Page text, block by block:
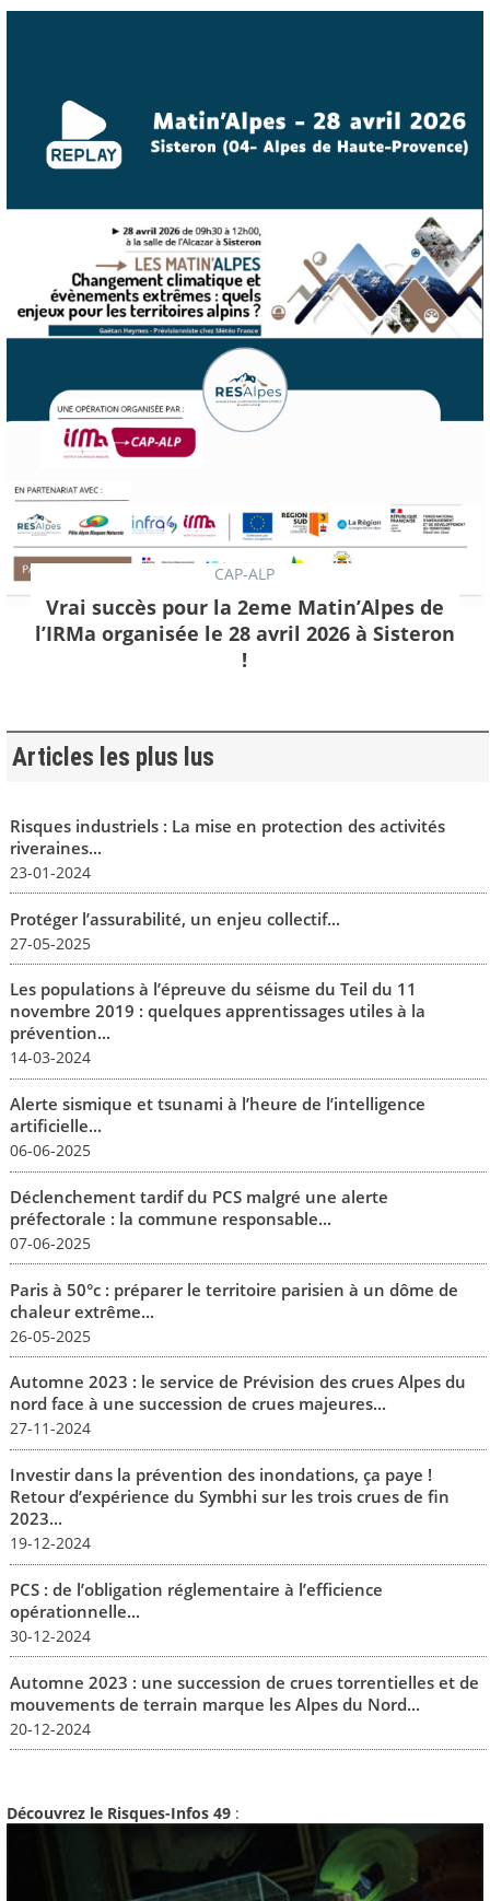
CAP-ALP
Vrai succès pour la 2eme Matin’Alpes de
l’IRMa organisée le 28 avril 2026 à Sisteron
!
Articles les plus lus
Risques industriels : La mise en protection des activités
riveraines...
23-01-2024
Protéger l’assurabilité, un enjeu collectif...
27-05-2025
Les populations à l’épreuve du séisme du Teil du 11
novembre 2019 : quelques apprentissages utiles à la
prévention...
14-03-2024
Alerte sismique et tsunami à l’heure de l’intelligence
artificielle...
06-06-2025
Déclenchement tardif du PCS malgré une alerte
préfectorale : la commune responsable...
07-06-2025
Paris à 50°c : préparer le territoire parisien à un dôme de
chaleur extrême...
26-05-2025
Automne 2023 : le service de Prévision des crues Alpes du
nord face à une succession de crues majeures...
27-11-2024
Investir dans la prévention des inondations, ça paye !
Retour d’expérience du Symbhi sur les trois crues de fin
2023...
19-12-2024
PCS : de l’obligation réglementaire à l’efficience
opérationnelle...
30-12-2024
Automne 2023 : une succession de crues torrentielles et de
mouvements de terrain marque les Alpes du Nord...
20-12-2024
Découvrez le Risques-Infos 49 :